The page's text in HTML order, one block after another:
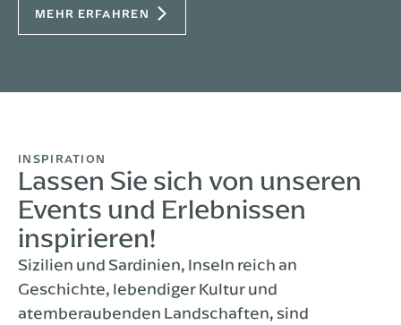
MEHR ERFAHREN
INSPIRATION
Lassen Sie sich von unseren
Events und Erlebnissen
inspirieren!
Sizilien und Sardinien, Inseln reich an
Geschichte, lebendiger Kultur und
atemberaubenden Landschaften, sind